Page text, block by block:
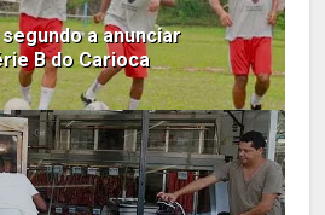
a anunciar
B do Carioca